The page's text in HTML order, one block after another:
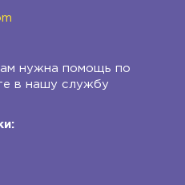
нужна помощь по
в нашу службу